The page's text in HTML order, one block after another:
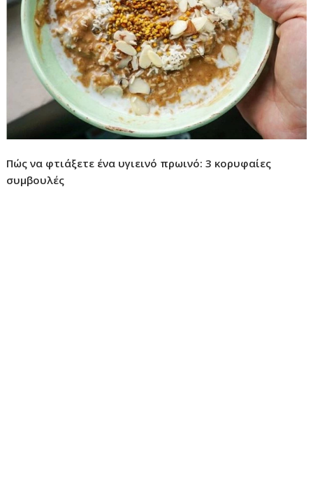
Πώς να φτιάξετε ένα υγιεινό πρωινό: 3 κορυφαίες
συμβουλές